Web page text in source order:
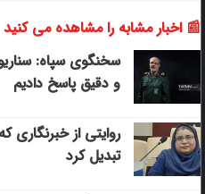
📰 اخبار مشابه را مشاهده می کنید
سخنگوی سپاه:
و دقیق‌ پاسخ دادیم
روایتی از خبرنگاری
تبدیل کرد